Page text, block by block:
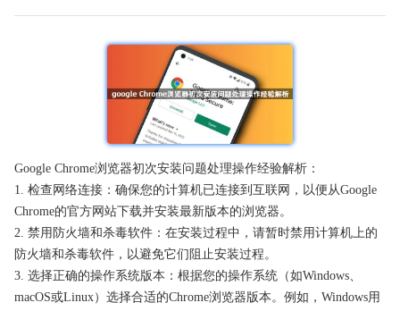
Google Chrome浏览器初次安装问题处理操作经验解析：
1. 检查网络连接：确保您的计算机已连接到互联网，以便从Google
Chrome的官方网站下载并安装最新版本的浏览器。
2. 禁用防火墙和杀毒软件：在安装过程中，请暂时禁用计算机上的
防火墙和杀毒软件，以避免它们阻止安装过程。
3. 选择正确的操作系统版本：根据您的操作系统（如Windows、
macOS或Linux）选择合适的Chrome浏览器版本。例如，Windows用